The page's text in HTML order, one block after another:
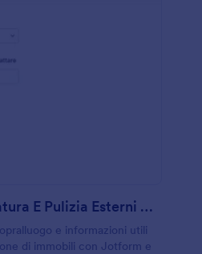
Valutazione Potatura E Pulizia Esterni Form
e informazioni utili
di immobili con Jotform e